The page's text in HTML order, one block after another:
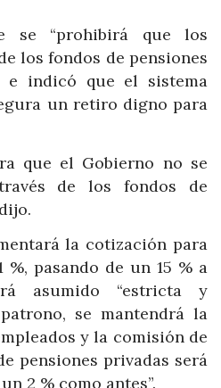
se “prohibirá que los
los fondos de pensiones
e indicó que el sistema
un retiro digno para
que el Gobierno no se
de los fondos de
la cotización para
pasando de un 15 % a
asumido “estricta y
se mantendrá la
y la comisión de
pensiones privadas será
2 % como antes”.